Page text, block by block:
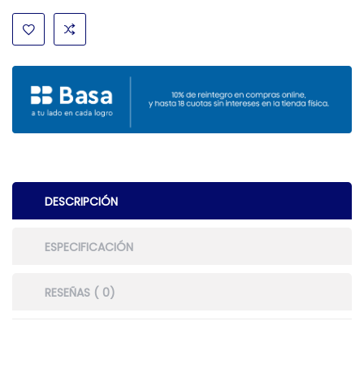
DESCRIPCIÓN
ESPECIFICACIÓN
RESEÑAS ( 0)